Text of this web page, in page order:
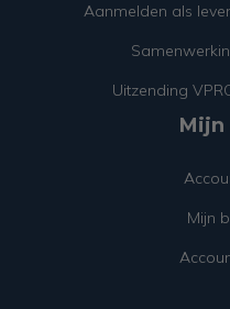
Aanmelden als
Uitzending
Mijn
Mijn